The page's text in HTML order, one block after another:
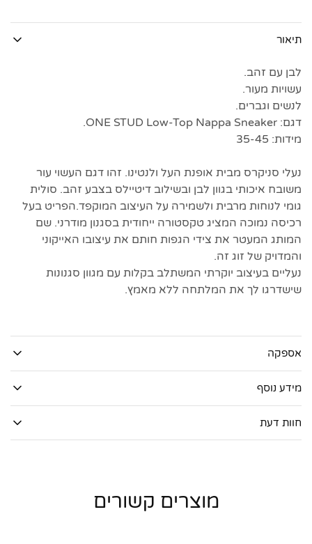
תיאור
לבן עם זהב.
עשויות מעור.
לנשים וגברים.
דגם: ONE STUD Low-Top Nappa Sneaker.
מידות: 35-45
נעלי סניקרס מבית אופנת העל ולנטינו. זהו דגם העשוי עור
משובח איכותי בגוון לבן ובשילוב דיטיילס בצבע זהב. סולית
גומי לנוחות מרבית ולשמירה על העיצוב המוקפד.הפריט בעל
רכיסה נמוכה המציג טקסטורה ייחודית בסגנון מודרני. שם
המותג המעטר את צידי הגפות חותם את עיצובו האייקוני
והמדויק של זוג זה.
נעליים בעיצוב יוקרתי המשתלב בקלות עם מגוון סגנונות
שישדרגו לך את המלתחה ללא מאמץ.
אספקה
מידע נוסף
חוות דעת
מוצרים קשורים